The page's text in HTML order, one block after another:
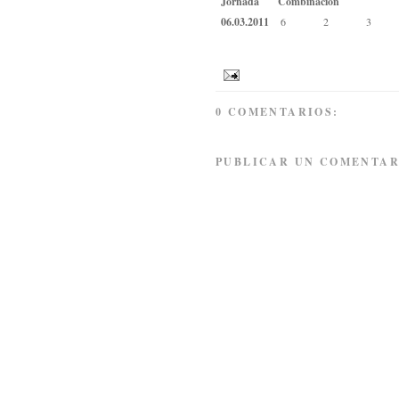
06.03.2011
6 2 3
0 COMENTARIOS:
PUBLICAR UN